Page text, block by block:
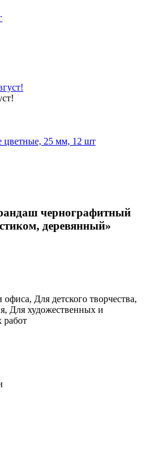
цветные, 25 мм, 12 шт
чернографитный
деревянный»
Для детского творчества,
Для художественных и
работ